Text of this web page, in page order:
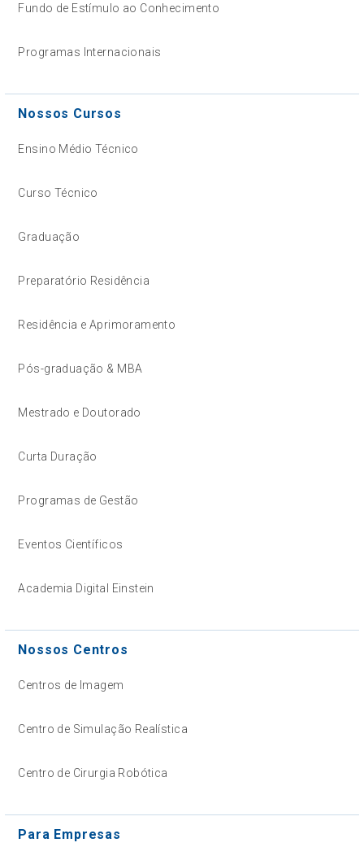
Fundo de Estímulo ao Conhecimento
Programas Internacionais
Nossos Cursos
Ensino Médio Técnico
Curso Técnico
Graduação
Preparatório Residência
Residência e Aprimoramento
Pós-graduação & MBA
Mestrado e Doutorado
Curta Duração
Programas de Gestão
Eventos Científicos
Academia Digital Einstein
Nossos Centros
Centros de Imagem
Centro de Simulação Realística
Centro de Cirurgia Robótica
Para Empresas